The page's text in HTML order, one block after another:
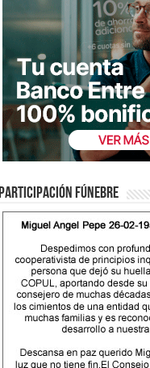
Participación fúnebre